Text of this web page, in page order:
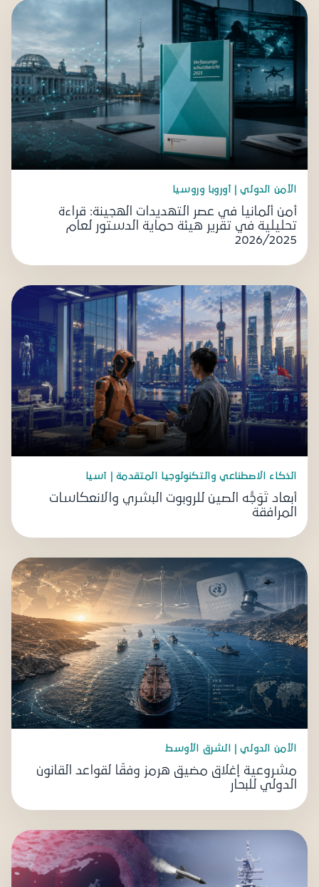
الأمن الدولي | أوروبا وروسيا
أمن ألمانيا في عصر التهديدات الهجينة: قراءة
تحليلية في تقرير هيئة حماية الدستور لعام
2026/2025
الذكاء الاصطناعي والتكنولوجيا المتقدمة | آسيا
أبعاد تَوَجُّه الصين للروبوت البشري والانعكاسات
المرافقة
الأمن الدولي | الشرق الأوسط
مشروعية إغلاق مضيق هرمز وفقًا لقواعد القانون
الدولي للبحار